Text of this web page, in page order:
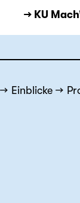
→ KU
Einblicke